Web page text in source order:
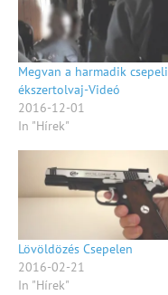
Megvan a harmadik csepeli
ékszertolvaj-Videó
2016-12-01
In "Hírek"
Lövöldözés Csepelen
2016-02-21
In "Hírek"